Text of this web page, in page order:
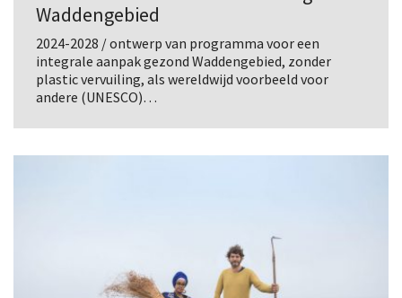
Waddengebied
2024-2028 / ontwerp van programma voor een
integrale aanpak gezond Waddengebied, zonder
plastic vervuiling, als wereldwijd voorbeeld voor
andere (UNESCO)…